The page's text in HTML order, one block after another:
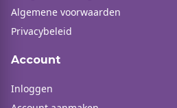
Algemene voorwaarden
Privacybeleid
Account
Inloggen